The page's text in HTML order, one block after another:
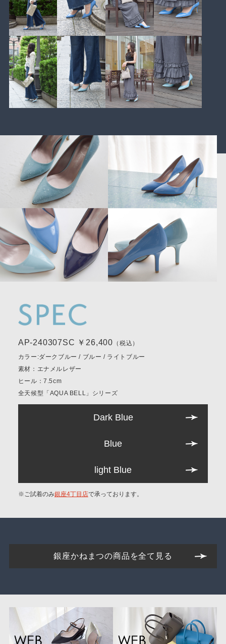
AP-240307SC ￥26,400 （税込）
カラー:ダークブルー / ブルー / ライトブルー
素材：エナメルレザー
ヒール：7.5cm
全天候型「AQUA BELL」シリーズ
Dark Blue
Blue
light Blue
※ご試着のみ銀座4丁目店で承っております。
銀座かねまつの商品を全て見る